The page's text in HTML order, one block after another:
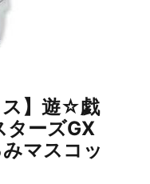
ス】遊☆戯
ターズGX
マスコッ